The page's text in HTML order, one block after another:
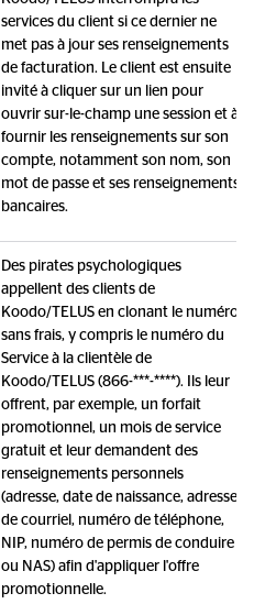
services du client si ce dernier ne
met pas à jour ses renseignements
de facturation. Le client est ensuite
invité à cliquer sur un lien pour
ouvrir sur-le-champ une session et à
fournir les renseignements sur son
compte, notamment son nom, son
mot de passe et ses renseignements
bancaires.
Des pirates psychologiques
appellent des clients de
Koodo/TELUS en clonant le numéro
sans frais, y compris le numéro du
Service à la clientèle de
Koodo/TELUS (866-***-****). Ils leur
offrent, par exemple, un forfait
promotionnel, un mois de service
gratuit et leur demandent des
renseignements personnels
(adresse, date de naissance, adresse
de courriel, numéro de téléphone,
NIP, numéro de permis de conduire
ou NAS) afin d'appliquer l'offre
promotionnelle.